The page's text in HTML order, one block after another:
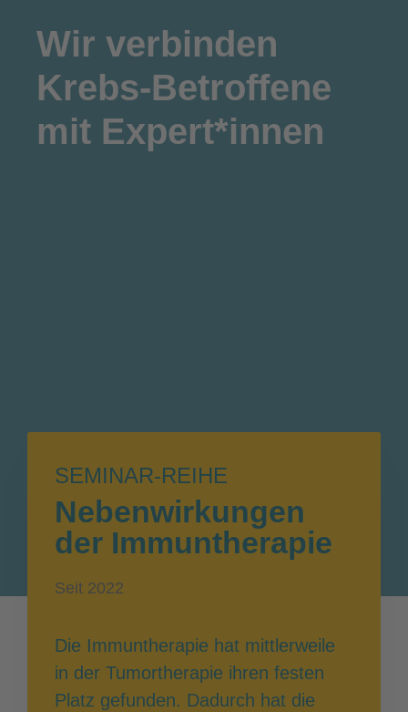
Wir verbinden
Krebs-Betroffene
mit Expert*innen
SEMINAR-REIHE
Nebenwirkungen
der Immuntherapie
Seit 2022
Die Immuntherapie hat mittlerweile
in der Tumortherapie ihren festen
Platz gefunden. Dadurch hat die